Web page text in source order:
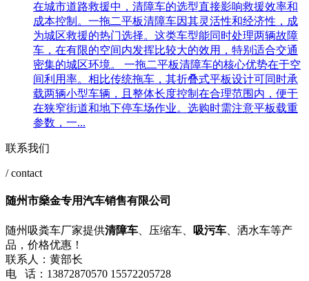
在城市道路救援中，清障车的选型直接影响救援效率和
成本控制。一拖二平板清障车因其灵活性和经济性，成
为城区救援的热门选择。这类车型能同时处理两辆故障
车，在有限的空间内发挥比较大的效用，特别适合交通
密集的城区环境。 一拖二平板清障车的核心优势在于空
间利用率。相比传统拖车，其折叠式平板设计可同时承
载两辆小型车辆，且整体长度控制在合理范围内，便于
在狭窄街道和地下停车场作业。选购时需注意平板载重
参数，一...
联系我们
/ contact
随州市燊金专用汽车销售有限公司
随州吸粪车厂家提供清障车 、压缩车、 吸污车 、洒水车等产
品，价格优惠！
联系人：黄部长
电 话：13872870570 15572205728